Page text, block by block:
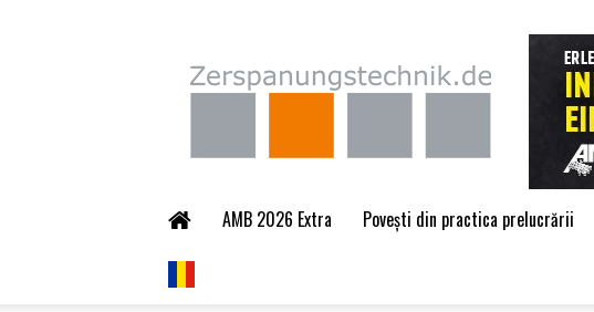
Zerspanungstechnik.de
AMB 2026 Extra Povești din practica prelucrării